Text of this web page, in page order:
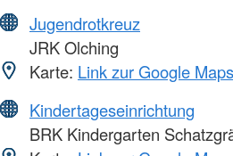
Jugendrotkreuz
JRK Olching
Karte: Link zur Google
Kindertageseinrichtung
BRK Kindergarten